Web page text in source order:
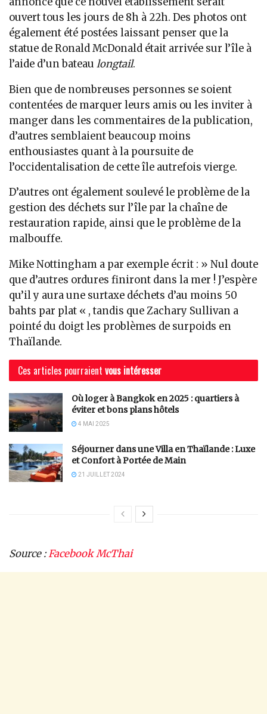
ouvert tous les jours de 8h à 22h. Des photos ont
également été postées laissant penser que la
statue de Ronald McDonald était arrivée sur l’île à
l’aide d’un bateau longtail.
Bien que de nombreuses personnes se soient
contentées de marquer leurs amis ou les inviter à
manger dans les commentaires de la publication,
d’autres semblaient beaucoup moins
enthousiastes quant à la poursuite de
l’occidentalisation de cette île autrefois vierge.
D’autres ont également soulevé le problème de la
gestion des déchets sur l’île par la chaîne de
restauration rapide, ainsi que le problème de la
malbouffe.
Mike Nottingham a par exemple écrit : » Nul doute
que d’autres ordures finiront dans la mer ! J’espère
qu’il y aura une surtaxe déchets d’au moins 50
bahts par plat « , tandis que Zachary Sullivan a
pointé du doigt les problèmes de surpoids en
Thaïlande.
Ces articles pourraient vous intéresser
Où loger à Bangkok en 2025 : quartiers à
éviter et bons plans hôtels
4 MAI 2025
Séjourner dans une Villa en Thaïlande : Luxe
et Confort à Portée de Main
21 JUILLET 2024
Source :Facebook McThai